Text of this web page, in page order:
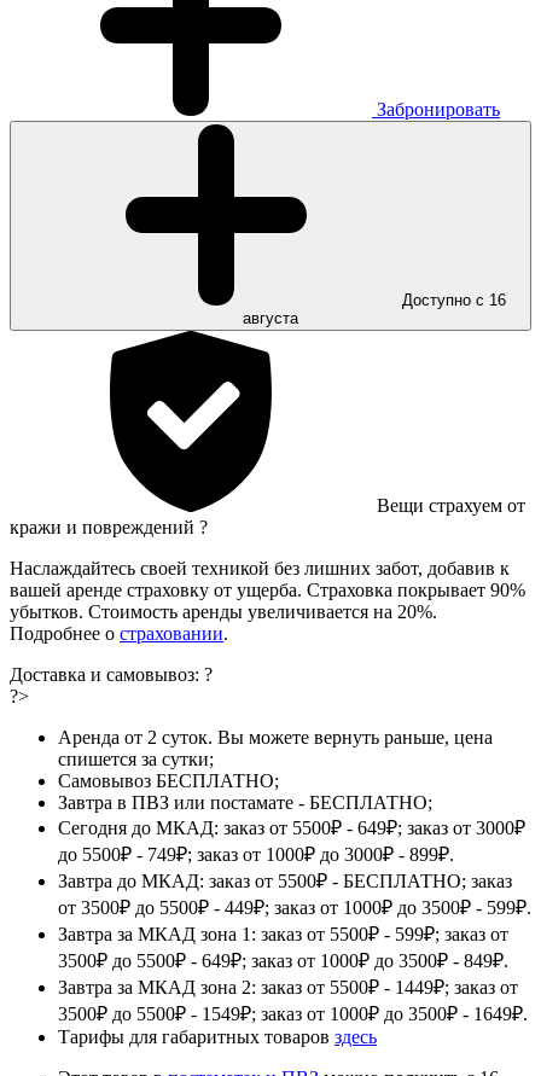
Забронировать
Доступно с 16
августа
Вещи страхуем от
кражи и повреждений ?
Наслаждайтесь своей техникой без лишних забот, добавив к
вашей аренде страховку от ущерба. Страховка покрывает 90%
убытков. Стоимость аренды увеличивается на 20%.
Подробнее о страховании.
Доставка и самовывоз: ?
?>
Аренда от 2 суток. Вы можете вернуть раньше, цена
спишется за сутки;
Самовывоз БЕСПЛАТНО;
Завтра в ПВЗ или постамате - БЕСПЛАТНО;
Сегодня до МКАД: заказ от 5500₽ - 649₽; заказ от 3000₽
до 5500₽ - 749₽; заказ от 1000₽ до 3000₽ - 899₽.
Завтра до МКАД: заказ от 5500₽ - БЕСПЛАТНО; заказ
от 3500₽ до 5500₽ - 449₽; заказ от 1000₽ до 3500₽ - 599₽.
Завтра за МКАД зона 1: заказ от 5500₽ - 599₽; заказ от
3500₽ до 5500₽ - 649₽; заказ от 1000₽ до 3500₽ - 849₽.
Завтра за МКАД зона 2: заказ от 5500₽ - 1449₽; заказ от
3500₽ до 5500₽ - 1549₽; заказ от 1000₽ до 3500₽ - 1649₽.
Тарифы для габаритных товаров здесь